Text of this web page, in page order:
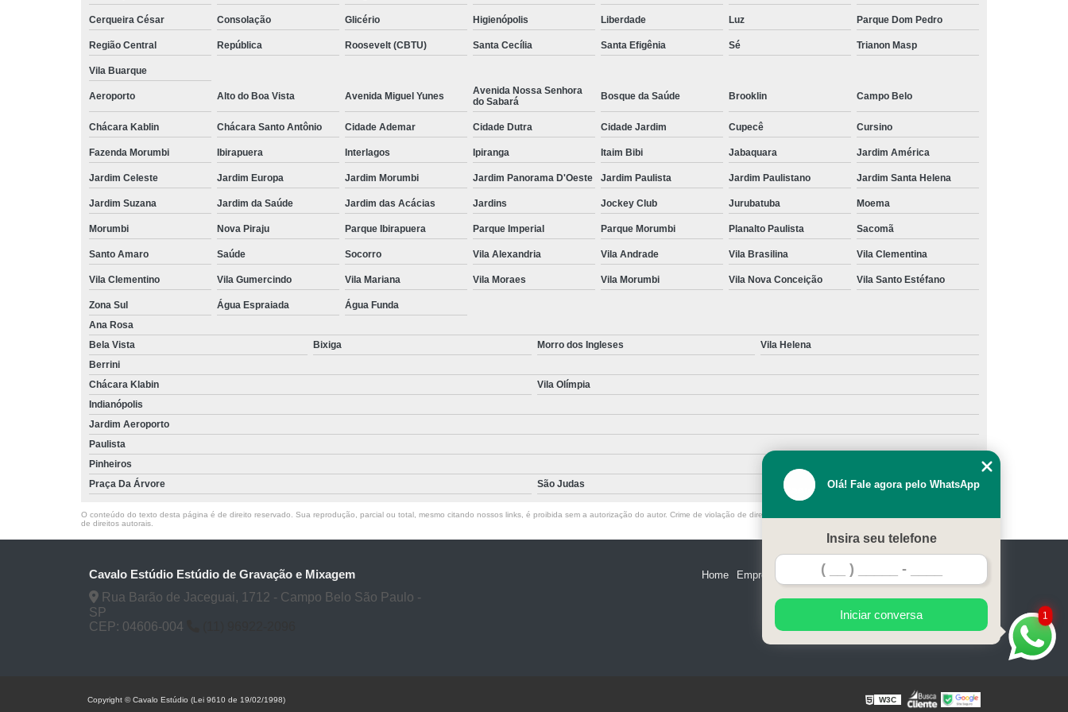
Cerqueira César Consolação Glicério Higienópolis Liberdade Luz Parque Dom Pedro
Região Central República Roosevelt (CBTU) Santa Cecília Santa Efigênia Sé Trianon Masp
Vila Buarque
Aeroporto Alto do Boa Vista Avenida Miguel Yunes
Avenida Nossa Senhora
do Sabará
Bosque da Saúde Brooklin Campo Belo
Chácara Kablin Chácara Santo Antônio Cidade Ademar Cidade Dutra Cidade Jardim Cupecê Cursino
Fazenda Morumbi Ibirapuera Interlagos Ipiranga Itaim Bibi Jabaquara Jardim América
Jardim Celeste Jardim Europa Jardim Morumbi Jardim Panorama D'Oeste Jardim Paulista Jardim Paulistano Jardim Santa Helena
Jardim Suzana Jardim da Saúde Jardim das Acácias Jardins Jockey Club Jurubatuba Moema
Morumbi Nova Piraju Parque Ibirapuera Parque Imperial Parque Morumbi Planalto Paulista Sacomã
Santo Amaro Saúde Socorro Vila Alexandria Vila Andrade Vila Brasilina Vila Clementina
Vila Clementino Vila Gumercindo Vila Mariana Vila Moraes Vila Morumbi Vila Nova Conceição Vila Santo Estéfano
Zona Sul Água Espraiada
Água Funda
Ana Rosa
Bela Vista
Bixiga Morro dos Ingleses
Vila Helena
Berrini
Chácara Klabin
Vila Olímpia
Indianópolis
Jardim Aeroporto
Paulista
Pinheiros
Praça Da Árvore
São Judas
O conteúdo do texto desta página é de direito reservado. Sua reprodução, parcial ou total, mesmo citando nossos links, é proibida sem a autorização do autor. Crime de violação de direito autoral – artigo 184 do Código Penal –
de direitos autorais
Cavalo Estúdio Estúdio de Gravação e Mixagem
Rua Barão de Jaceguai, 1712 - Campo Belo São Paulo -
SP
CEP: 04606-004
Home Empresa Serviços Contato Mapa do site
1
Olá! Fale agora pelo WhatsApp
Insira seu telefone
Iniciar conversa
Copyright © Cavalo Estúdio (Lei 9610 de 19/02/1998) W3C